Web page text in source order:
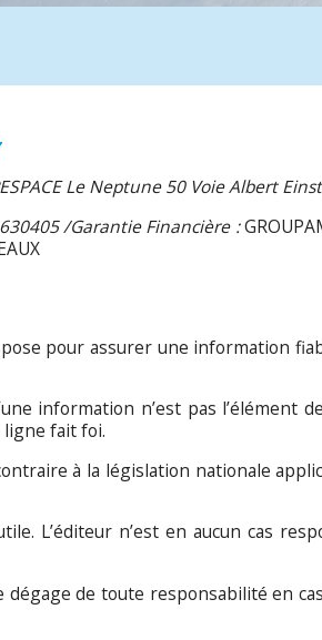
Le Neptune 50 Voie Albert
/Garantie Financière :
pour assurer une information
information n’est pas l’élément
ligne fait foi.
à la législation nationale
L’éditeur n’est en aucun cas
de toute responsabilité en